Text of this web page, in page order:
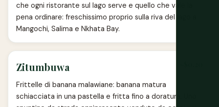
che ogni ristorante sul lago serve e quello che vale la
pena ordinare: freschissimo proprio sulla riva del lago a
Mangochi, Salima e Nkhata Bay.
Zitumbuwa
Frittelle di banana malawiane: banana matura
schiacciata in una pastella e fritta fino a doratura. Uno